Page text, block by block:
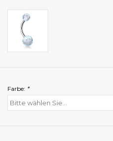
Farbe: *